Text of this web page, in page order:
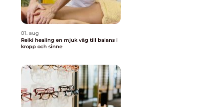
01. aug
Reiki healing en mjuk väg till balans i
kropp och sinne